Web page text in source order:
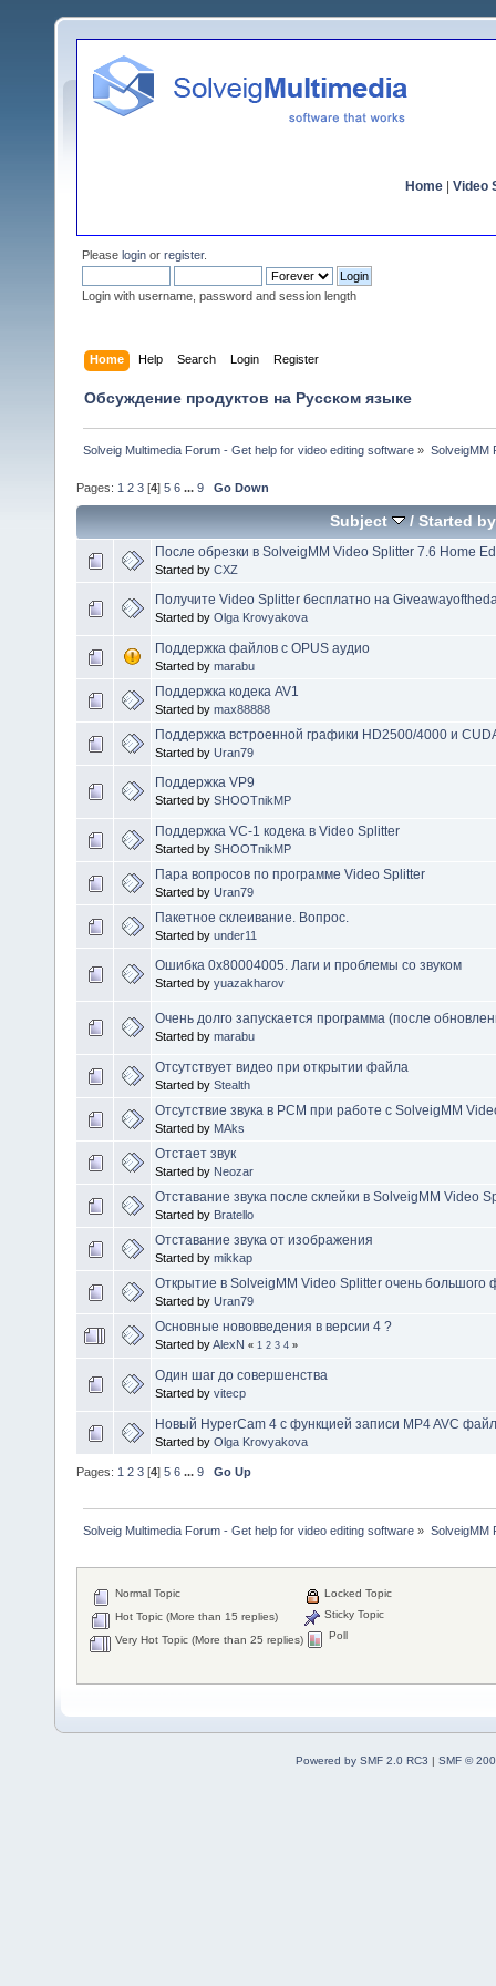
Home Video
Please login or register.
Login with username, password and session length
Home Help Search Login Register
Обсуждение продуктов на Русском языке
Solveig Multimedia Forum - Get help for video editing software » SolveigMM
Pages: 1 2 3 [4] 5 6 ... 9 Go Down
Subject / Started by
После обрезки в SolveigMM Video Splitter 7.6 Home
Started by CXZ
Получите Video Splitter бесплатно на
Started by Olga Krovyakova
Поддержка файлов с OPUS аудио
Started by marabu
Поддержка кодека AV1
Started by max88888
Поддержка встроенной графики HD2500/4000 и
Started by Uran79
Поддержка VP9
Started by SHOOTnikMP
Поддержка VC-1 кодека в Video Splitter
Started by SHOOTnikMP
Пара вопросов по программе Video Splitter
Started by Uran79
Пакетное склеивание. Вопрос.
Started by under11
Ошибка 0x80004005. Лаги и проблемы со звуком
Started by yuazakharov
Очень долго запускается программа (после
Started by marabu
Отсутствует видео при открытии файла
Started by Stealth
Отсутствие звука в PCM при работе с SolveigMM
Started by MAks
Отстает звук
Started by Neozar
Отставание звука после склейки в SolveigMM Video
Started by Bratello
Отставание звука от изображения
Started by mikkap
Открытие в SolveigMM Video Splitter очень большого
Started by Uran79
Основные нововведения в версии 4 ?
Started byAlexN « 1 2 3 4 »
Один шаг до совершенства
Started by vitecp
Новый HyperCam 4 c функцией записи MP4 AVC
Started by Olga Krovyakova
Pages: 1 2 3 [4] 5 6 ... 9 Go Up
Solveig Multimedia Forum - Get help for video editing software » SolveigMM
Normal Topic
Hot Topic (More than 15 replies)
Very Hot Topic (More than 25 replies)
Locked Topic
Sticky Topic
Poll
Powered by SMF 2.0 RC3 | SMF ©